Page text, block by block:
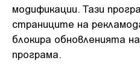
модификации. Тази
страниците на
блокира обновленията
програма.